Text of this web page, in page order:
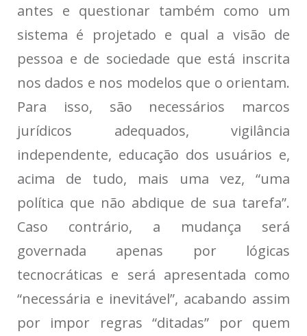
antes e questionar também como um
sistema é projetado e qual a visão de
pessoa e de sociedade que está inscrita
nos dados e nos modelos que o orientam.
Para isso, são necessários marcos
jurídicos adequados, vigilância
independente, educação dos usuários e,
acima de tudo, mais uma vez, “uma
política que não abdique de sua tarefa”.
Caso contrário, a mudança será
governada apenas por lógicas
tecnocráticas e será apresentada como
“necessária e inevitável”, acabando assim
por impor regras “ditadas” por quem